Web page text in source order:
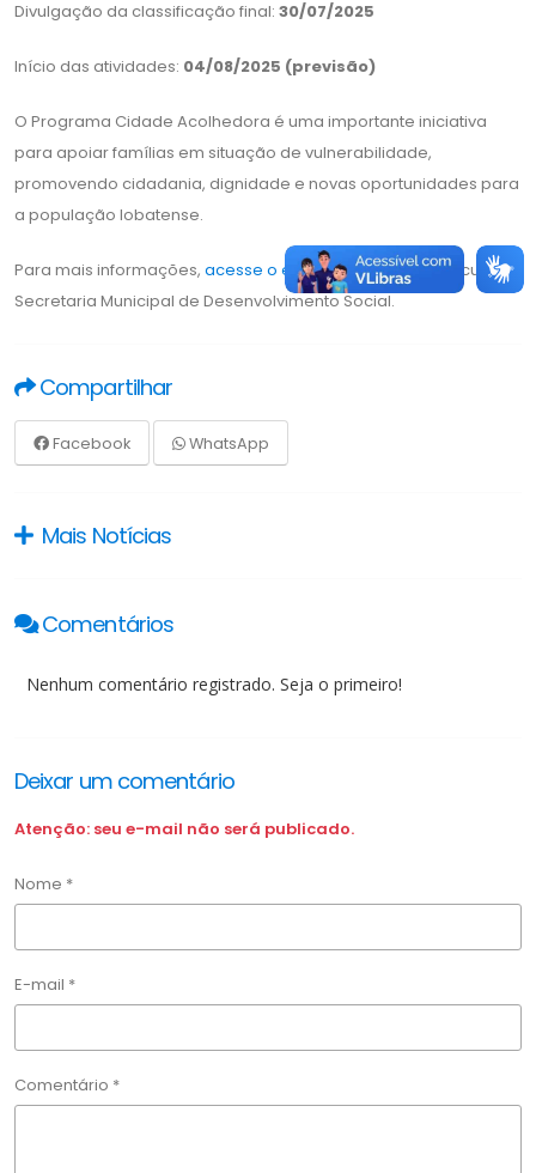
Divulgação da classificação final: 30/07/2025
Início das atividades: 04/08/2025 (previsão)
O Programa Cidade Acolhedora é uma importante iniciativa
para apoiar famílias em situação de vulnerabilidade,
promovendo cidadania, dignidade e novas oportunidades para
a população lobatense.
Para mais informações, acesse o edital completoou procure a
Secretaria Municipal de Desenvolvimento Social.
Compartilhar
Facebook WhatsApp
Mais Notícias
Comentários
Nenhum comentário registrado. Seja o primeiro!
Deixar um comentário
Atenção: seu e-mail não será publicado.
Nome *
E-mail *
Comentário *